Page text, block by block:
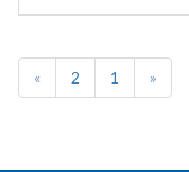
« 2 1 »